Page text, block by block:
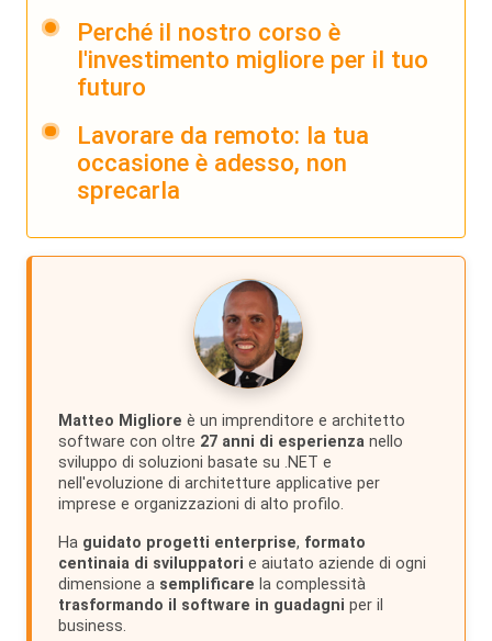
Perché il nostro corso è
l'investimento migliore per il tuo
futuro
Lavorare da remoto: la tua
occasione è adesso, non
sprecarla
Matteo Migliore è un imprenditore e architetto
software con oltre 27 anni di esperienza nello
sviluppo di soluzioni basate su .NET e
nell'evoluzione di architetture applicative per
imprese e organizzazioni di alto profilo.
Ha guidato progetti enterprise, formato
centinaia di sviluppatori e aiutato aziende di ogni
dimensione a semplificare la complessità
trasformando il software in guadagni per il
business.